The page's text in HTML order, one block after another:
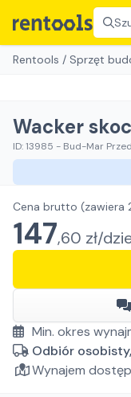
Rentools / Sprzęt
Wacker
ID:13985 - Bud-Mar
Cena brutto (zawiera
147,60 zł/
Min. okres
Odbiór
Wynajem